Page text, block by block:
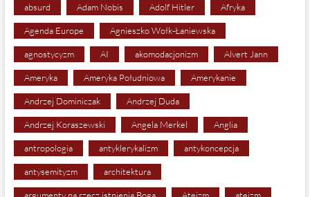
absurd Adam Nobis Adolf Hitler Afryka
Agenda Europe Agnieszko Wołk-Łaniewska
agnostycyzm AI akomodacjonizm Alvert Jann
Ameryka Ameryka Południowa Amerykanie
Andrzej Dominiczak Andrzej Duda
Andrzej Koraszewski Angela Merkel Anglia
antropologia antyklerykalizm antykoncepcja
antysemityzm architektura
argumenty na rzecz istnienia Boga Ateizm ateizm